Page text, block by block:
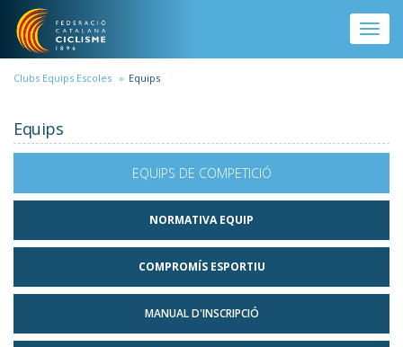
Vés al contingut
Toggle
Clubs Equips Escoles Equips
Equips
EQUIPS DE COMPETICIÓ
NORMATIVA EQUIP
COMPROMÍS ESPORTIU
MANUAL D'INSCRIPCIÓ